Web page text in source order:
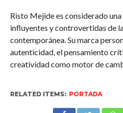
Risto Mejide es considerado
influyentes y controvertidas de
contemporánea. Su marca
autenticidad, el pensamiento
creatividad como motor de
RELATED ITEMS: PORTADA